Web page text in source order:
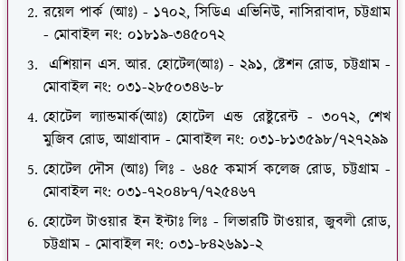
রয়েল পার্ক (আঃ) - ১৭০২, সিডিএ এভিনিউ, নাসিরাবাদ, চট্টগ্রাম
- মোবাইল নং: ০১৮১৯-৩৪৫০৭২
এশিয়ান এস. আর. হোটেল(আঃ) - ২৯১, ষ্টেশন রোড, চট্টগ্রাম -
মোবাইল নং: ০৩১-২৮৫০৩৪৬-৮
হোটেল ল্যান্ডমার্ক(আঃ) হোটেল এন্ড রেষ্টুরেন্ট - ৩০৭২, শেখ
মুজিব রোড, আগ্রাবাদ - মোবাইল নং: ০৩১-৮১৩৫৯৮/৭২৭২৯৯
হোটেল দৌস (আঃ) লিঃ - ৬৪৫ কমার্স কলেজ রোড, চট্টগ্রাম -
মোবাইল নং: ০৩১-৭২০৪৮৭/৭২৫৪৬৭
হোটেল টাওয়ার ইন ইন্টাঃ লিঃ - লিভারটি টাওয়ার, জুবলী রোড,
চট্টগ্রাম - মোবাইল নং: ০৩১-৮৪২৬৯১-২